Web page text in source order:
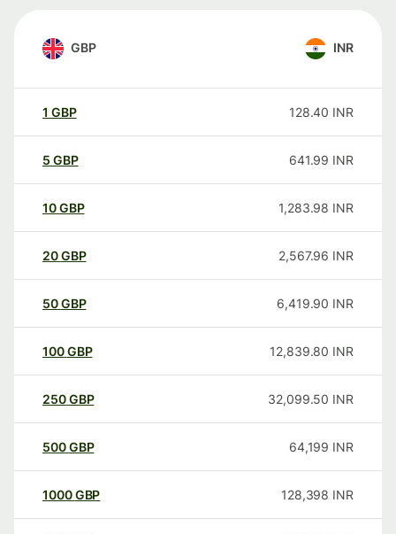
GBP INR
1 GBP 128.40 INR
5 GBP 641.99 INR
10GBP 1,283.98 INR
20GBP 2,567.96 INR
50GBP 6,419.90 INR
100GBP 12,839.80 INR
250GBP 32,099.50 INR
500GBP 64,199 INR
1000GBP 128,398 INR